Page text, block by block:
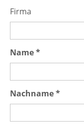
Firma
Name *
Nachname *